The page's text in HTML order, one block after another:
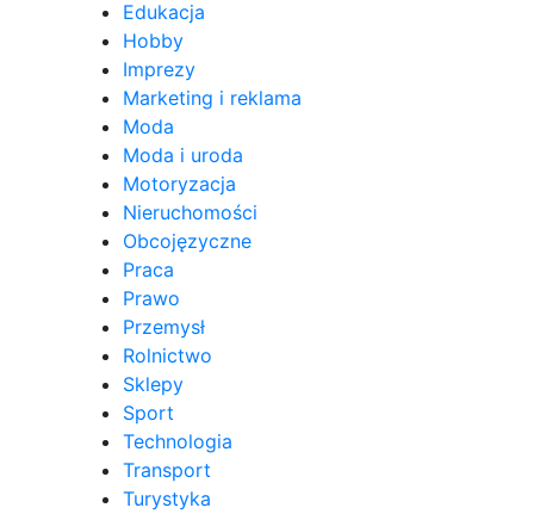
Edukacja
Hobby
Imprezy
Marketing i reklama
Moda
Moda i uroda
Motoryzacja
Nieruchomości
Obcojęzyczne
Praca
Prawo
Przemysł
Rolnictwo
Sklepy
Sport
Technologia
Transport
Turystyka